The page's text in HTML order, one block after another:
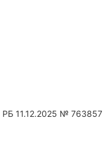
11.12.2025 № 763857